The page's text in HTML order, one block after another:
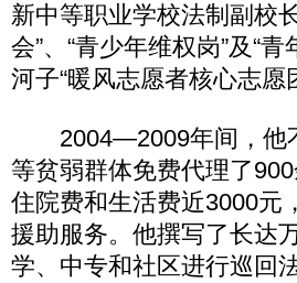
新中等职业学校法制副校
会”、“青少年维权岗”及“
河子“暖风志愿者核心志愿
2004—2009年间，他不
等贫弱群体免费代理了
住院费和生活费近3000元
援助服务。他撰写了长达
学、中专和社区进行巡回